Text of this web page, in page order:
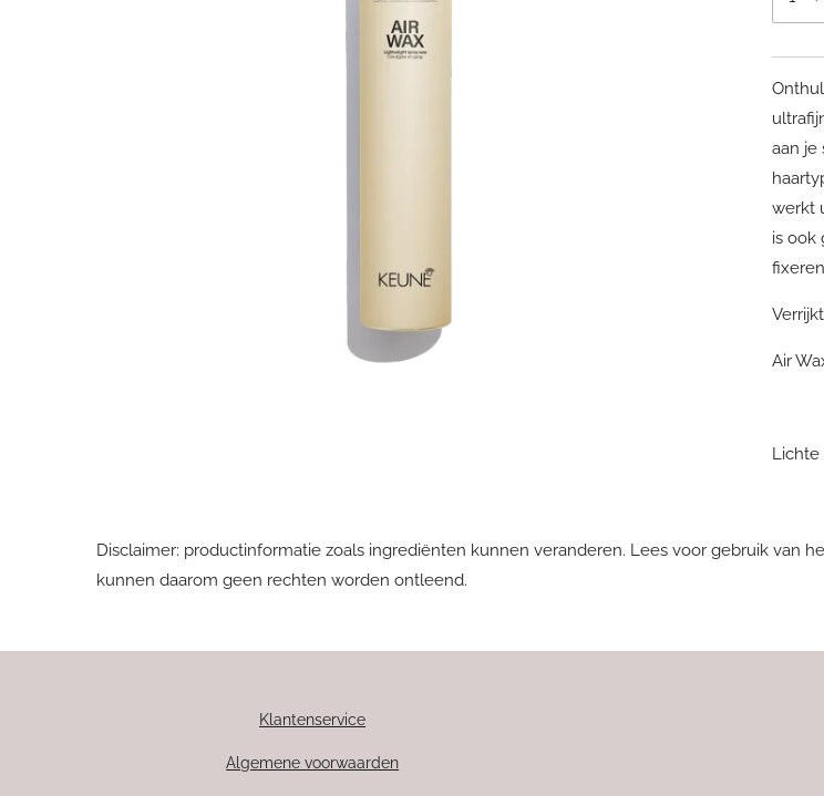
aan je
werkt
is ook
Air
Lichte
Disclaimer: productinformatie zoals ingrediënten kunnen veranderen. Lees voor gebruik van
kunnen daarom geen rechten worden ontleend.
Klantenservice
Algemene voorwaarden